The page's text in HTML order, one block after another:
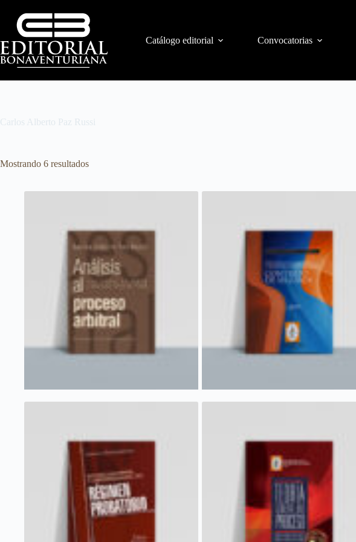
Catálogo editorial Convocatorias
Carlos Alberto Paz Russi
Mostrando 6 resultados